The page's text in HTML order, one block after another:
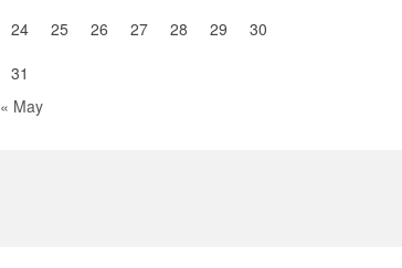
24
25 26 27 28 29
30
31
« May